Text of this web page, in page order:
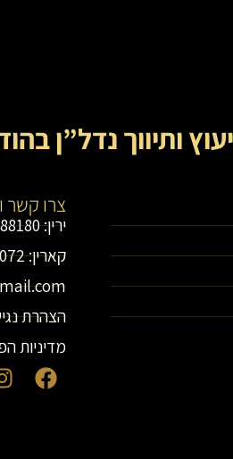
ותיווך נדל”ן
צרו קשר
ירין: 050-8688180
קארין: 052-6377072
הצהרת
מדיניות